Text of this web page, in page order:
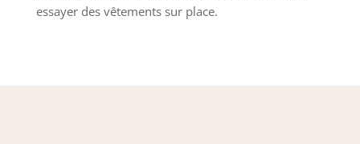
essayer des vêtements sur place.